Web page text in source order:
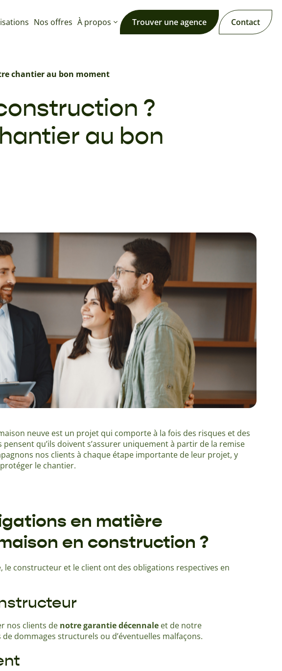
Nos offres À propos Trouver une agence Contact
?
au bon
chantier au bon moment
neuve est un projet qui comporte à la fois des risques et des
qu’ils doivent s’assurer uniquement à partir de la remise
nos clients à chaque étape importante de leur projet, y
le chantier.
en matière
en construction ?
le constructeur et le client ont des obligations respectives en
nos clients de notre garantie décennale et de notre
de dommages structurels ou d’éventuelles malfaçons.